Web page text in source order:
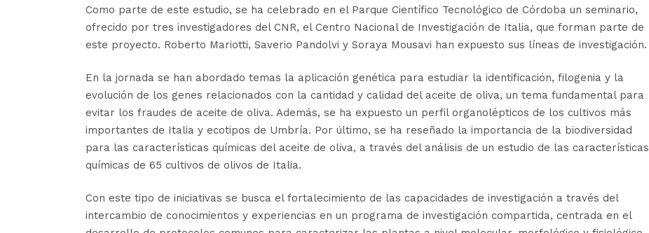
Como parte de este estudio, se ha celebrado en el Parque Científico Tecnológico de Córdoba un seminario,
ofrecido por tres investigadores del CNR, el Centro Nacional de Investigación de Italia, que forman parte de
este proyecto. Roberto Mariotti, Saverio Pandolvi y Soraya Mousavi han expuesto sus líneas de investigación.
En la jornada se han abordado temas la aplicación genética para estudiar la identificación, filogenia y la
evolución de los genes relacionados con la cantidad y calidad del aceite de oliva, un tema fundamental para
evitar los fraudes de aceite de oliva. Además, se ha expuesto un perfil organolépticos de los cultivos más
importantes de Italia y ecotipos de Umbría. Por último, se ha reseñado la importancia de la biodiversidad
para las características químicas del aceite de oliva, a través del análisis de un estudio de las características
químicas de 65 cultivos de olivos de Italia.
Con este tipo de iniciativas se busca el fortalecimiento de las capacidades de investigación a través del
intercambio de conocimientos y experiencias en un programa de investigación compartida, centrada en el